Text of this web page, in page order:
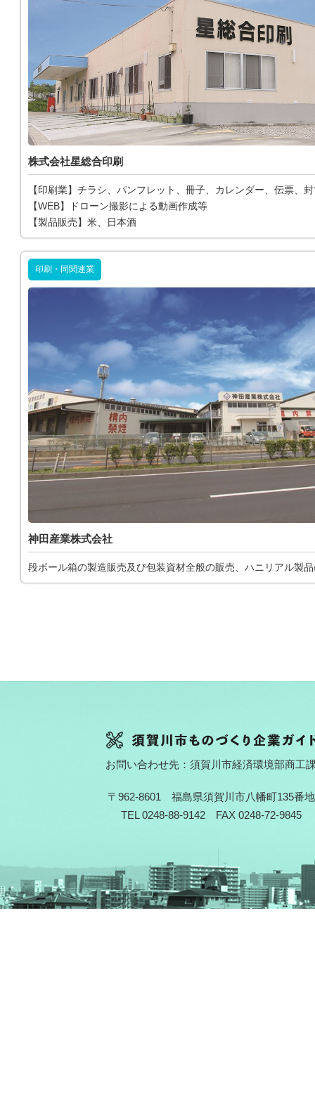
株式会社星総合印刷
【印刷業】チラシ、パンフレット、冊子、カレンダー、伝票、
【WEB】ドローン撮影による動画作成等
【製品販売】米、日本酒
印刷・同関連業
神田産業株式会社
段ボール箱の製造販売及び包装資材全般の販売、ハニリアル製
お問い合わせ先：須賀川市経済環境部商工
〒962-8601 福島県須賀川市八幡町135番地
TEL 0248-88-9142 FAX 0248-72-9845